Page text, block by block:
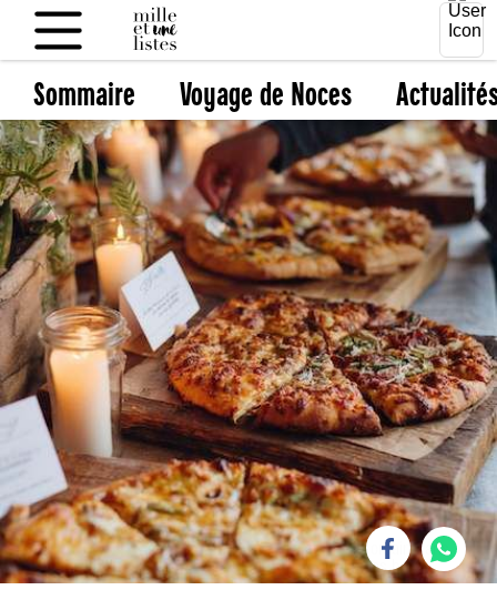
Sommaire Voyage de Noces
Romain Paris
was here